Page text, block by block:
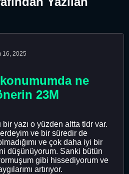
16, 2025
ne
23M
yazı o yüzden altta tldr var.
ve bir süredir de
ve çok daha iyi bir
düşünüyorum. Sanki bütün
gibi hissediyorum ve
artırıyor.